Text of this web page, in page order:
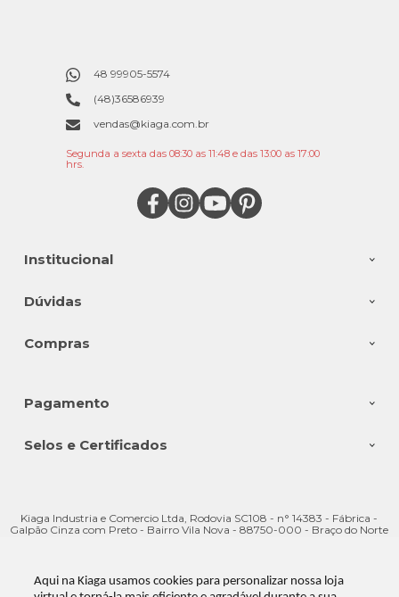
Aqui na Kiaga usamos cookies para personalizar nossa loja
Institucional
Dúvidas
Compras
48 99905-5574
(48)36586939
vendas@kiaga.com.br
Segunda a sexta das 08:30 as 11:48 e das 13:00 as 17:00
hrs.
Pagamento
Selos e Certificados
Kiaga Industria e Comercio Ltda, Rodovia SC108 - n° 14383 - Fábrica -
Galpão Cinza com Preto - Bairro Vila Nova - 88750-000 - Braço do Norte